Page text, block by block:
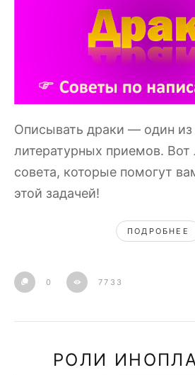
Описывать драки — один
литературных приемов.
совета, которые помогут
этой задачей!
ПОДРОБНЕЕ
0 7733
РОЛИ